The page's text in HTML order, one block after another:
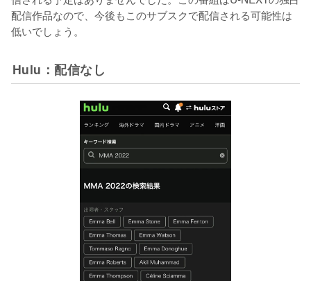
配信作品なので、今後もこのサブスクで配信される可能性は
低いでしょう。
Hulu：配信なし